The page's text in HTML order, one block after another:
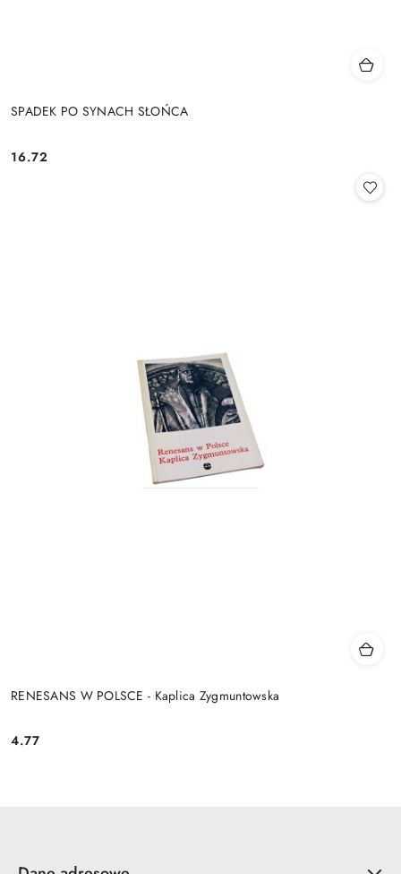
SPADEK PO SYNACH SŁOŃCA
Cena:
16.72
RENESANS W POLSCE - Kaplica Zygmuntowska
Cena:
4.77